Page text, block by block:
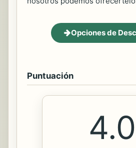
Opciones de
Puntuación
4.0